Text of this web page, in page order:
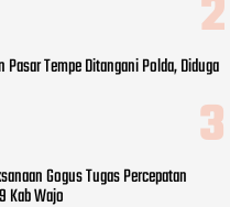
Tempe Ditangani Polda, Diduga
Gogus Tugas Percepatan
Kab Wajo